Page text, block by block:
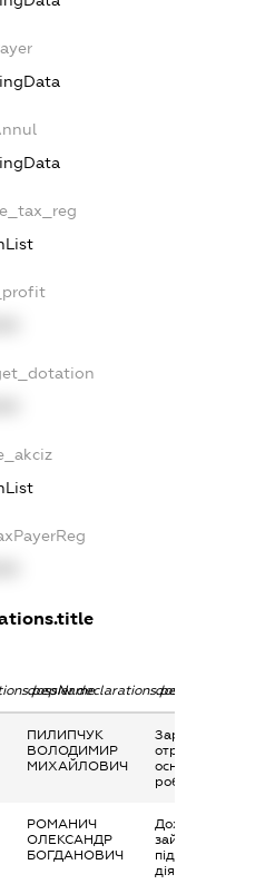
dossier.declarations.personName
ПИЛИПЧУК
ВОЛОДИМИР
МИХАЙЛОВИЧ
Заробітна плата
отримана за
основним місцем
роботи
РОМАНИЧ
ОЛЕКСАНДР
БОГДАНОВИЧ
Дохід від
зайняття
підприємницькою
діяльністю